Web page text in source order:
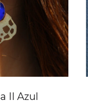
II Azul